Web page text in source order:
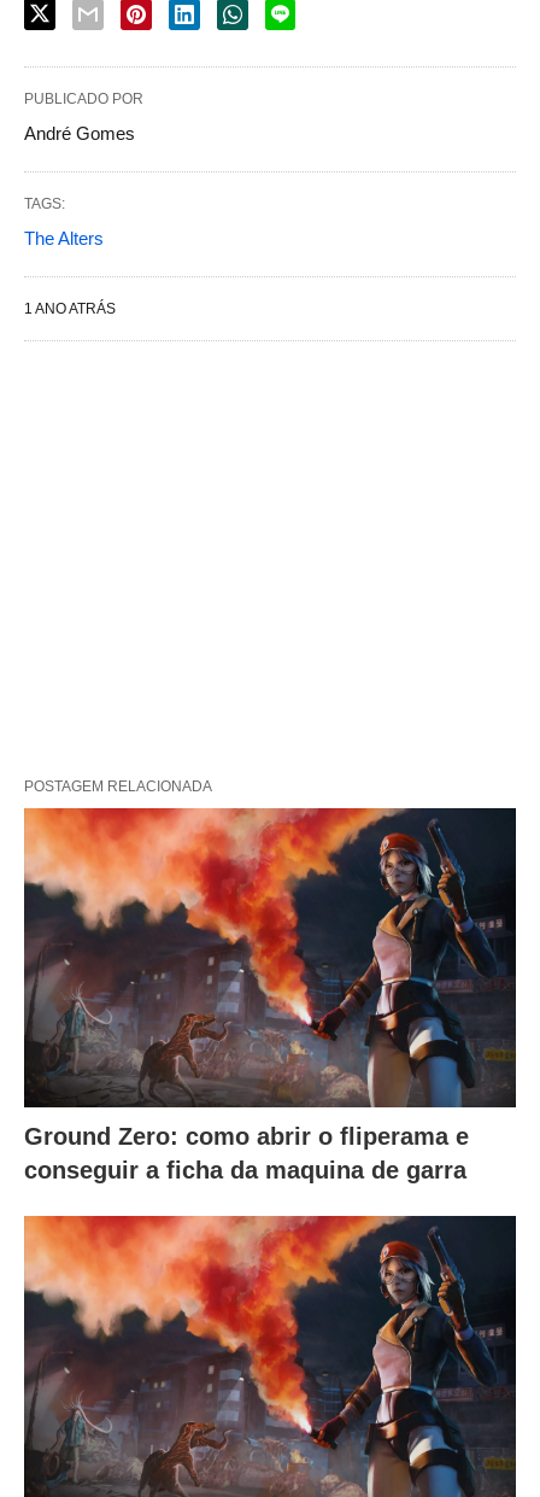
PUBLICADO POR
André Gomes
TAGS:
The Alters
1 ANO ATRÁS
POSTAGEM RELACIONADA
Ground Zero: como abrir o fliperama e
conseguir a ficha da maquina de garra